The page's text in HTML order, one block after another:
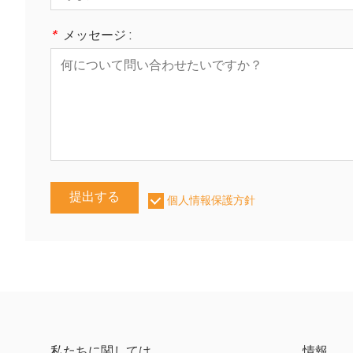
* メッセージ :
提出する 個人情報保護方針